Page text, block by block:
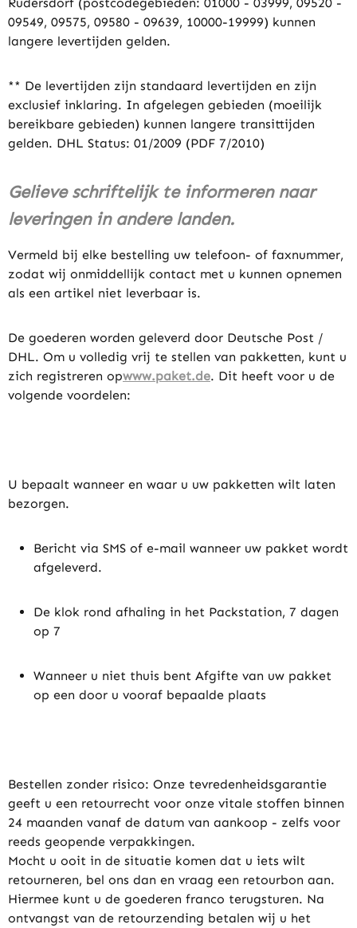
09549, 09575, 09580 - 09639, 10000-19999) kunnen
langere levertijden gelden.
** De levertijden zijn standaard levertijden en zijn
exclusief inklaring. In afgelegen gebieden (moeilijk
bereikbare gebieden) kunnen langere transittijden
gelden. DHL Status: 01/2009 (PDF 7/2010)
Gelieve schriftelijk te informeren naar
leveringen in andere landen.
Vermeld bij elke bestelling uw telefoon- of faxnummer,
zodat wij onmiddellijk contact met u kunnen opnemen
als een artikel niet leverbaar is.
De goederen worden geleverd door Deutsche Post /
DHL. Om u volledig vrij te stellen van pakketten, kunt u
zich registreren opwww.paket.de. Dit heeft voor u de
volgende voordelen:
U bepaalt wanneer en waar u uw pakketten wilt laten
bezorgen.
Bericht via SMS of e-mail wanneer uw pakket wordt
afgeleverd.
De klok rond afhaling in het Packstation, 7 dagen
op 7
Wanneer u niet thuis bent Afgifte van uw pakket
op een door u vooraf bepaalde plaats
Bestellen zonder risico: Onze tevredenheidsgarantie
geeft u een retourrecht voor onze vitale stoffen binnen
24 maanden vanaf de datum van aankoop - zelfs voor
reeds geopende verpakkingen.
Mocht u ooit in de situatie komen dat u iets wilt
retourneren, bel ons dan en vraag een retourbon aan.
Hiermee kunt u de goederen franco terugsturen. Na
ontvangst van de retourzending betalen wij u het